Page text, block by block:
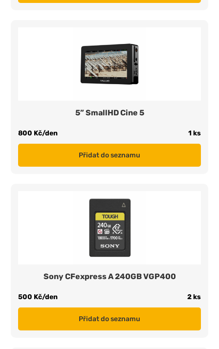
5” SmallHD Cine 5
800 Kč/den 1 ks
Přidat do seznamu
Sony CFexpress A 240GB VGP400
500 Kč/den 2 ks
Přidat do seznamu